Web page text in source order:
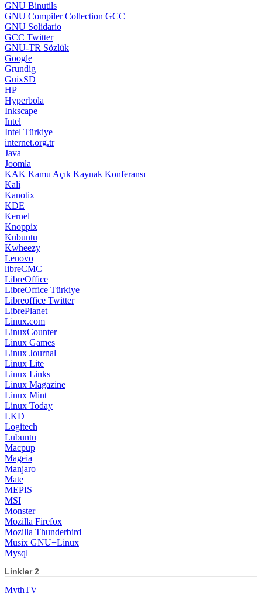
GNU Binutils
GNU Compiler Collection GCC
GNU Solidario
GCC Twitter
GNU-TR Sözlük
Google
Grundig
GuixSD
HP
Hyperbola
Inkscape
Intel
Intel Türkiye
internet.org.tr
Java
Joomla
KAK Kamu Açık Kaynak Konferansı
Kali
Kanotix
KDE
Kernel
Knoppix
Kubuntu
Kwheezy
Lenovo
libreCMC
LibreOffice
LibreOffice Türkiye
Libreoffice Twitter
LibrePlanet
Linux.com
LinuxCounter
Linux Games
Linux Journal
Linux Lite
Linux Links
Linux Magazine
Linux Mint
Linux Today
LKD
Logitech
Lubuntu
Macpup
Mageia
Manjaro
Mate
MEPIS
MSI
Monster
Mozilla Firefox
Mozilla Thunderbird
Musix GNU+Linux
Mysql
Linkler 2
MythTV